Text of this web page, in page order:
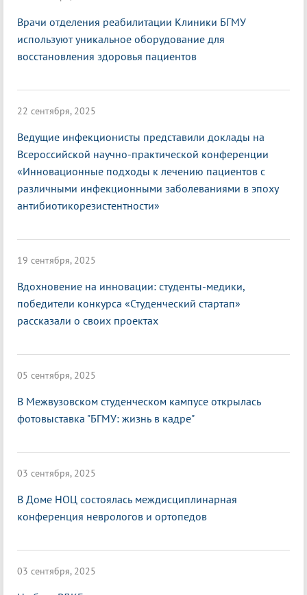
Врачи отделения реабилитации Клиники БГМУ
используют уникальное оборудование для
восстановления здоровья пациентов
22 сентября, 2025
Ведущие инфекционисты представили доклады на
Всероссийской научно-практической конференции
«Инновационные подходы к лечению пациентов с
различными инфекционными заболеваниями в эпоху
антибиотикорезистентности»
19 сентября, 2025
Вдохновение на инновации: студенты-медики,
победители конкурса «Студенческий стартап»
рассказали о своих проектах
05 сентября, 2025
В Межвузовском студенческом кампусе открылась
фотовыставка "БГМУ: жизнь в кадре"
03 сентября, 2025
В Доме НОЦ состоялась междисциплинарная
конференция неврологов и ортопедов
03 сентября, 2025